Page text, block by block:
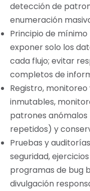
detección de
enumeración
Principio de
exponer solo los
cada flujo; evitar
completos de
Registro,
inmutables,
patrones
repetidos) y
Pruebas y
seguridad,
programas de bug
divulgación